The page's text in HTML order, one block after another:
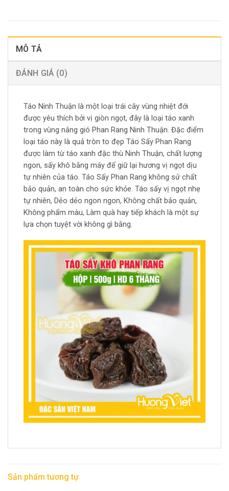
MÔ TẢ
ĐÁNH GIÁ (0)
Táo Ninh Thuận là một loại trái cây vùng nhiệt đới
được yêu thích bởi vị giòn ngọt, đây là loại táo xanh
trong vùng nắng gió Phan Rang Ninh Thuận. Đặc điểm
loại táo này là quả tròn to đẹp Táo Sấy Phan Rang
được làm từ táo xanh đặc thù Ninh Thuận, chất lượng
ngon, sấy khô bằng máy để giữ lại hương vị ngọt dịu
tự nhiên của táo. Táo Sấy Phan Rang không sử chất
bảo quản, an toàn cho sức khỏe. Táo sấy vị ngọt nhẹ
tự nhiên, Dẻo dẻo ngon ngon, Không chất bảo quản,
Không phẩm màu, Làm quà hay tiếp khách là một sự
lựa chọn tuyệt vời không gì bằng.
Sản phẩm tương tự